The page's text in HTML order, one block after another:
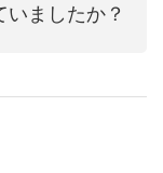
ましたか？